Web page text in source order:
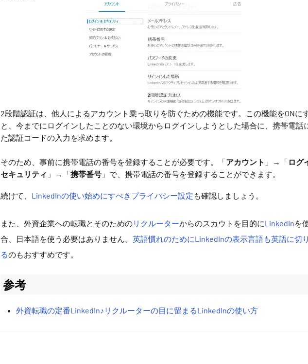
2段階認証は、他人によるアカウント乗っ取りを防ぐための機能です。この機能をONに
と、今までにログインしたことのない環境からログインしようとした場合に、携帯電話
た認証コードの入力を求めます。
そのため、事前に携帯電話の番号を登録することが必要です。「アカウント 」→「 ログ
セキュリティ 」→「携帯番号 」で、携帯電話の番号を登録することができます。
続けて、 LinkedInの使い始めにすべきプライバシー設定 も確認しましょう。
また、外資企業への転職とそのためのリクルーターからのスカウトを目的にLinkedInを
合、日本語を使う必要はありません。 英語慣れのためにLinkedInの表示言語も英語に切
るのもおすすめです。
参考
外資転職の定番LinkedIn♪リクルーターの目に留まるLinkedInの使い方